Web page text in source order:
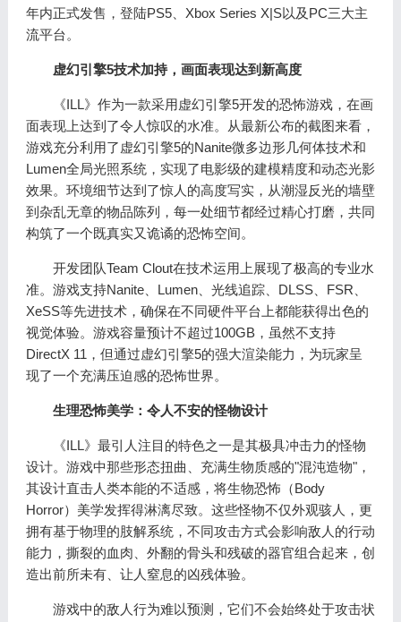
年内正式发售，登陆PS5、Xbox Series X|S以及PC三大主
流平台。
虚幻引擎5技术加持，画面表现达到新高度
《ILL》作为一款采用虚幻引擎5开发的恐怖游戏，在画
面表现上达到了令人惊叹的水准。从最新公布的截图来看，
游戏充分利用了虚幻引擎5的Nanite微多边形几何体技术和
Lumen全局光照系统，实现了电影级的建模精度和动态光影
效果。环境细节达到了惊人的高度写实，从潮湿反光的墙壁
到杂乱无章的物品陈列，每一处细节都经过精心打磨，共同
构筑了一个既真实又诡谲的恐怖空间。
开发团队Team Clout在技术运用上展现了极高的专业水
准。游戏支持Nanite、Lumen、光线追踪、DLSS、FSR、
XeSS等先进技术，确保在不同硬件平台上都能获得出色的
视觉体验。游戏容量预计不超过100GB，虽然不支持
DirectX 11，但通过虚幻引擎5的强大渲染能力，为玩家呈
现了一个充满压迫感的恐怖世界。
生理恐怖美学：令人不安的怪物设计
《ILL》最引人注目的特色之一是其极具冲击力的怪物
设计。游戏中那些形态扭曲、充满生物质感的"混沌造物"，
其设计直击人类本能的不适感，将生物恐怖（Body
Horror）美学发挥得淋漓尽致。这些怪物不仅外观骇人，更
拥有基于物理的肢解系统，不同攻击方式会影响敌人的行动
能力，撕裂的血肉、外翻的骨头和残破的器官组合起来，创
造出前所未有、让人窒息的凶残体验。
游戏中的敌人行为难以预测，它们不会始终处于攻击状